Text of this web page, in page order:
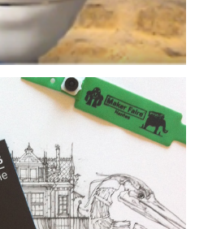
la bouche d’un
humanoïde